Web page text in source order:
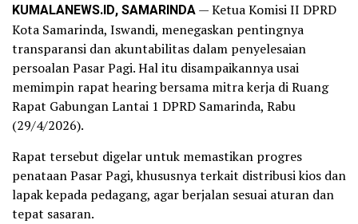
KUMALANEWS.ID, SAMARINDA— Ketua Komisi II DPRD
Kota Samarinda, Iswandi, menegaskan pentingnya
transparansi dan akuntabilitas dalam penyelesaian
persoalan Pasar Pagi. Hal itu disampaikannya usai
memimpin rapat hearing bersama mitra kerja di Ruang
Rapat Gabungan Lantai 1 DPRD Samarinda, Rabu
(29/4/2026).
Rapat tersebut digelar untuk memastikan progres
penataan Pasar Pagi, khususnya terkait distribusi kios dan
lapak kepada pedagang, agar berjalan sesuai aturan dan
tepat sasaran.